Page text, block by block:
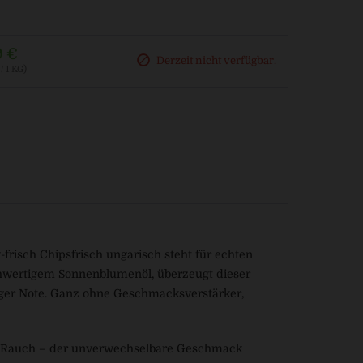
€ Derzeit nicht verfügbar.
Chipsfrisch ungarisch steht für echten
Sonnenblumenöl, überzeugt dieser
Note. Ganz ohne Geschmacksverstärker,
– der unverwechselbare Geschmack